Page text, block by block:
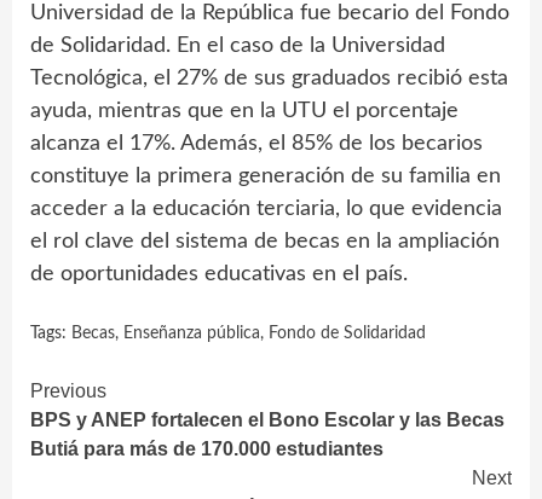
Universidad de la República fue becario del Fondo
de Solidaridad. En el caso de la Universidad
Tecnológica, el 27% de sus graduados recibió esta
ayuda, mientras que en la UTU el porcentaje
alcanza el 17%. Además, el 85% de los becarios
constituye la primera generación de su familia en
acceder a la educación terciaria, lo que evidencia
el rol clave del sistema de becas en la ampliación
de oportunidades educativas en el país.
Tags: Becas, Enseñanza pública, Fondo de Solidaridad
Continue
Reading
Previous
BPS y ANEP fortalecen el Bono Escolar y las Becas
Butiá para más de 170.000 estudiantes
Next